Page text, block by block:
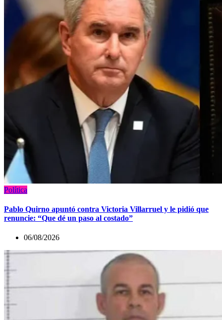
Política
Pablo Quirno apuntó contra Victoria Villarruel y le pidió que
renuncie: “Que dé un paso al costado”
06/08/2026